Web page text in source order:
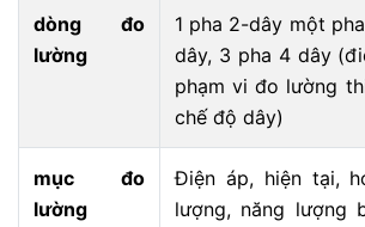
dòng đo
lường
1 pha 2-dây một
dây, 3 pha 4 dây
phạm vi đo lường
chế độ dây)
mục đo
lường
Điện áp, hiện tại,
lượng, năng lượng